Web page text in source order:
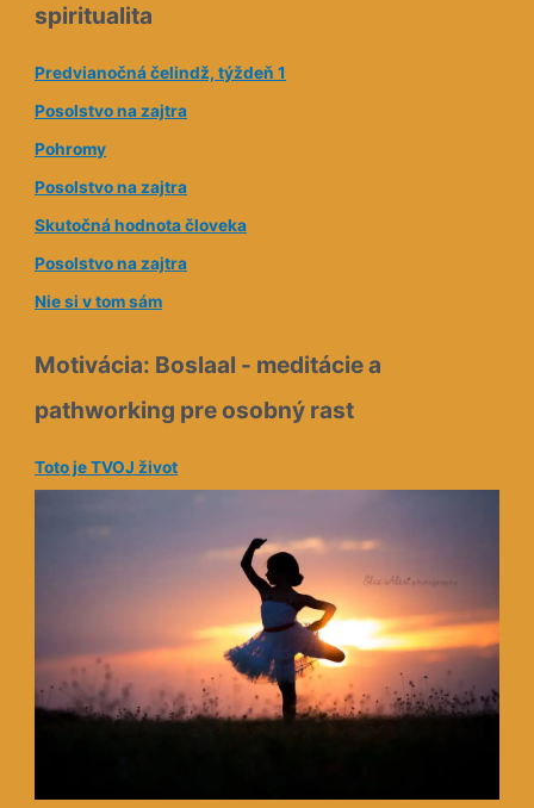
v
a
d
r
e
s
spiritualita
Predvianočná čelindž, týždeň 1
Posolstvo na zajtra
Pohromy
Posolstvo na zajtra
Skutočná hodnota človeka
Posolstvo na zajtra
Nie si v tom sám
Motivácia: Boslaal - meditácie a
pathworking pre osobný rast
Toto je TVOJ život